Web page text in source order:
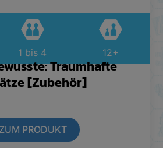
Traumhafte
[Zubehör]
ZUM PRODUKT
1 bis 4 12+